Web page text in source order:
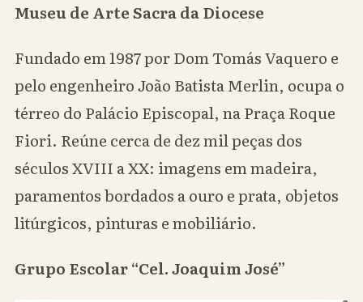
Museu de Arte Sacra da Diocese
Fundado em 1987 por Dom Tomás Vaquero e
pelo engenheiro João Batista Merlin, ocupa o
térreo do Palácio Episcopal, na Praça Roque
Fiori. Reúne cerca de dez mil peças dos
séculos XVIII a XX: imagens em madeira,
paramentos bordados a ouro e prata, objetos
litúrgicos, pinturas e mobiliário.
Grupo Escolar “Cel. Joaquim José”